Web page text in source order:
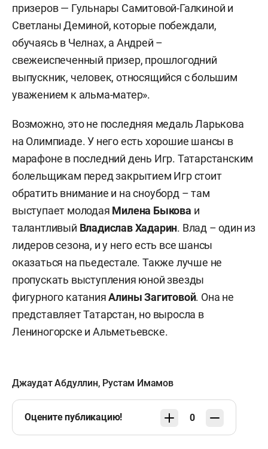
призеров — Гульнары Самитовой-Галкиной и
Светланы Деминой, которые побеждали,
обучаясь в Челнах, а Андрей –
свежеиспеченный призер, прошлогодний
выпускник, человек, относящийся с большим
уважением к альма-матер».
Возможно, это не последняя медаль Ларькова
на Олимпиаде. У него есть хорошие шансы в
марафоне в последний день Игр. Татарстанским
болельщикам перед закрытием Игр стоит
обратить внимание и на сноуборд – там
выступает молодая Милена Быкова и
талантливый Владислав Хадарин. Влад – один из
лидеров сезона, и у него есть все шансы
оказаться на пьедестале. Также лучше не
пропускать выступления юной звезды
фигурного катанияАлины Загитовой. Она не
представляет Татарстан, но выросла в
Лениногорске и Альметьевске.
Джаудат Абдуллин, Рустам Имамов
Оцените публикацию! 0